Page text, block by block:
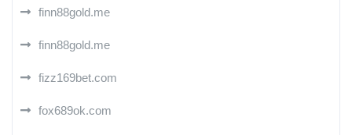
finn88gold.me
finn88gold.me
fizz169bet.com
fox689ok.com